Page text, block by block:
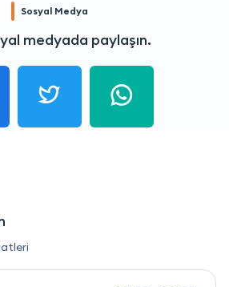
Sosyal Medya
medyada paylaşın.